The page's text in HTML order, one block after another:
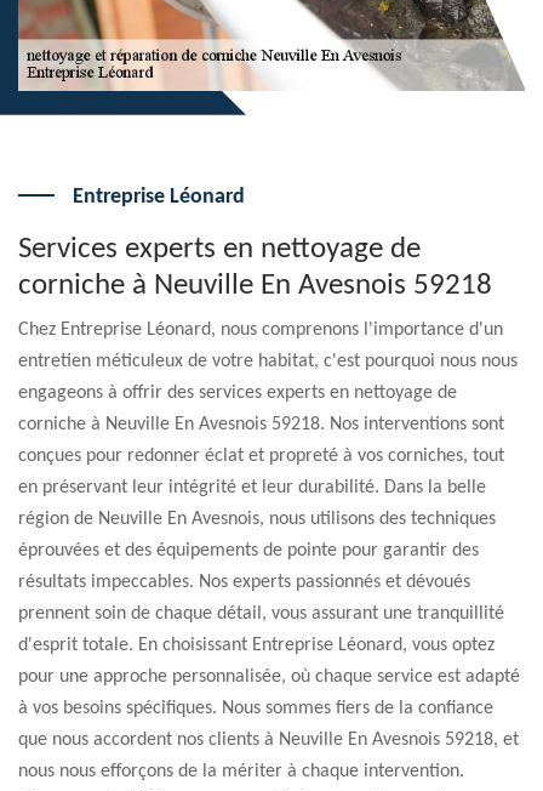
Entreprise Léonard
Services experts en nettoyage de
corniche à Neuville En Avesnois 59218
Chez Entreprise Léonard, nous comprenons l'importance d'un
entretien méticuleux de votre habitat, c'est pourquoi nous nous
engageons à offrir des services experts en nettoyage de
corniche à Neuville En Avesnois 59218. Nos interventions sont
conçues pour redonner éclat et propreté à vos corniches, tout
en préservant leur intégrité et leur durabilité. Dans la belle
région de Neuville En Avesnois, nous utilisons des techniques
éprouvées et des équipements de pointe pour garantir des
résultats impeccables. Nos experts passionnés et dévoués
prennent soin de chaque détail, vous assurant une tranquillité
d'esprit totale. En choisissant Entreprise Léonard, vous optez
pour une approche personnalisée, où chaque service est adapté
à vos besoins spécifiques. Nous sommes fiers de la confiance
que nous accordent nos clients à Neuville En Avesnois 59218, et
nous nous efforçons de la mériter à chaque intervention.